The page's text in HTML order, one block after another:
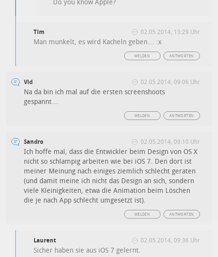
Do you know Apple?
Tim 02.05.2014, 13:29 Uhr
Man munkelt, es wird Kacheln geben… :x
ANTWORTEN
MELDEN
Vid 02.05.2014, 09:06 Uhr
Na da bin ich mal auf die ersten screenshoots
gespannt…
ANTWORTEN
MELDEN
Sandro 02.05.2014, 09:10 Uhr
Ich hoffe mal, dass die Entwickler beim Design von OS X
nicht so schlampig arbeiten wie bei iOS 7. Den dort ist
meiner Meinung nach einiges ziemlich schlecht geraten
(und damit meine ich nicht das Design an sich, sondern
viele Kleinigkeiten, etwa die Animation beim Löschen
die je nach App schlecht umgesetzt ist).
ANTWORTEN
MELDEN
Laurent 02.05.2014, 09:36 Uhr
Sicher haben sie aus iOS 7 gelernt.